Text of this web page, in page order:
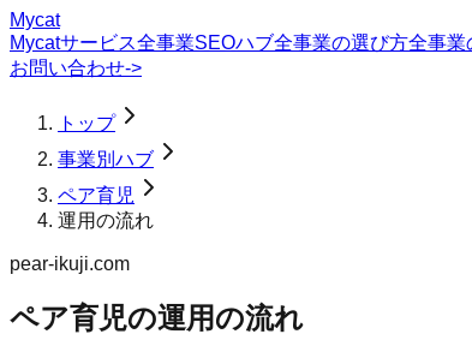
Mycat
Mycatサービス全事業SEOハブ全事業の選び方全事業
お問い合わせ->
トップ
事業別ハブ
ペア育児
運用の流れ
pear-ikuji.com
ペア育児の運用の流れ